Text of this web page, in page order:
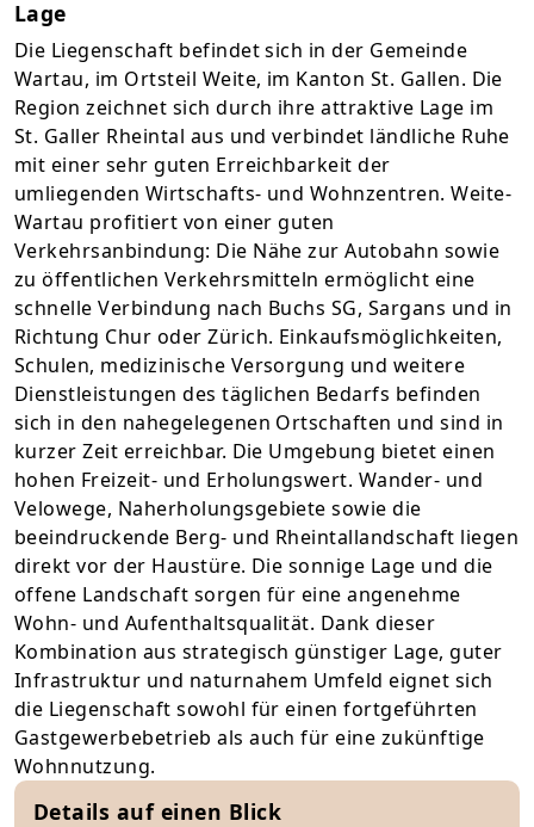
Lage
Die Liegenschaft befindet sich in der Gemeinde
Wartau, im Ortsteil Weite, im Kanton St. Gallen. Die
Region zeichnet sich durch ihre attraktive Lage im
St. Galler Rheintal aus und verbindet ländliche Ruhe
mit einer sehr guten Erreichbarkeit der
umliegenden Wirtschafts- und Wohnzentren. Weite-
Wartau profitiert von einer guten
Verkehrsanbindung: Die Nähe zur Autobahn sowie
zu öffentlichen Verkehrsmitteln ermöglicht eine
schnelle Verbindung nach Buchs SG, Sargans und in
Richtung Chur oder Zürich. Einkaufsmöglichkeiten,
Schulen, medizinische Versorgung und weitere
Dienstleistungen des täglichen Bedarfs befinden
sich in den nahegelegenen Ortschaften und sind in
kurzer Zeit erreichbar. Die Umgebung bietet einen
hohen Freizeit- und Erholungswert. Wander- und
Velowege, Naherholungsgebiete sowie die
beeindruckende Berg- und Rheintallandschaft liegen
direkt vor der Haustüre. Die sonnige Lage und die
offene Landschaft sorgen für eine angenehme
Wohn- und Aufenthaltsqualität. Dank dieser
Kombination aus strategisch günstiger Lage, guter
Infrastruktur und naturnahem Umfeld eignet sich
die Liegenschaft sowohl für einen fortgeführten
Gastgewerbebetrieb als auch für eine zukünftige
Wohnnutzung.
Details auf einen Blick